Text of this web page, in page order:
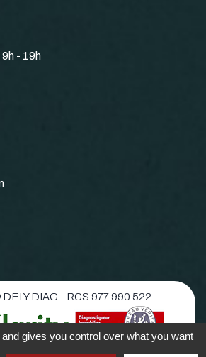
- 19h
DIAG - RCS 977 990 522
gives you control over what you want